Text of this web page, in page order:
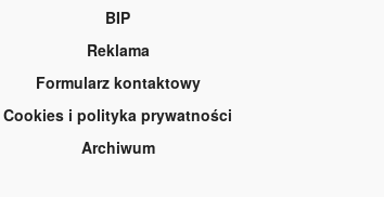
BIP
Reklama
Formularz kontaktowy
Cookies i polityka prywatności
Archiwum